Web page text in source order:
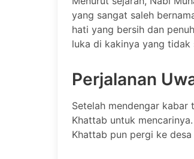
yang sangat saleh
hati yang bersih dan
luka di kakinya yang tidak
Perjalanan
Setelah mendengar kabar
Khattab untuk
Khattab pun pergi ke